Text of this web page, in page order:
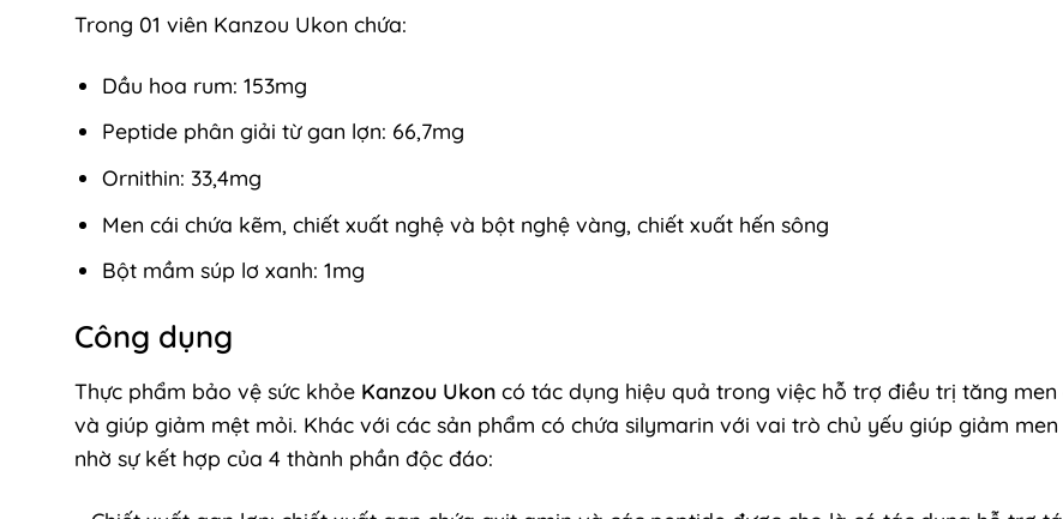
Trong 01 viên Kanzou Ukon chứa:
Dầu hoa rum: 153mg
Peptide phân giải từ gan lợn: 66,7mg
Ornithin: 33,4mg
Men cái chứa kẽm, chiết xuất nghệ và bột nghệ vàng, chiết xuất hến sông
Bột mầm súp lơ xanh: 1mg
Công dụng
Thực phẩm bảo vệ sức khỏe Kanzou Ukon có tác dụng hiệu quả trong việc hỗ trợ điều trị tăng
và giúp giảm mệt mỏi. Khác với các sản phẩm có chứa silymarin với vai trò chủ yếu giúp giảm men
nhờ sự kết hợp của 4 thành phần độc đáo: